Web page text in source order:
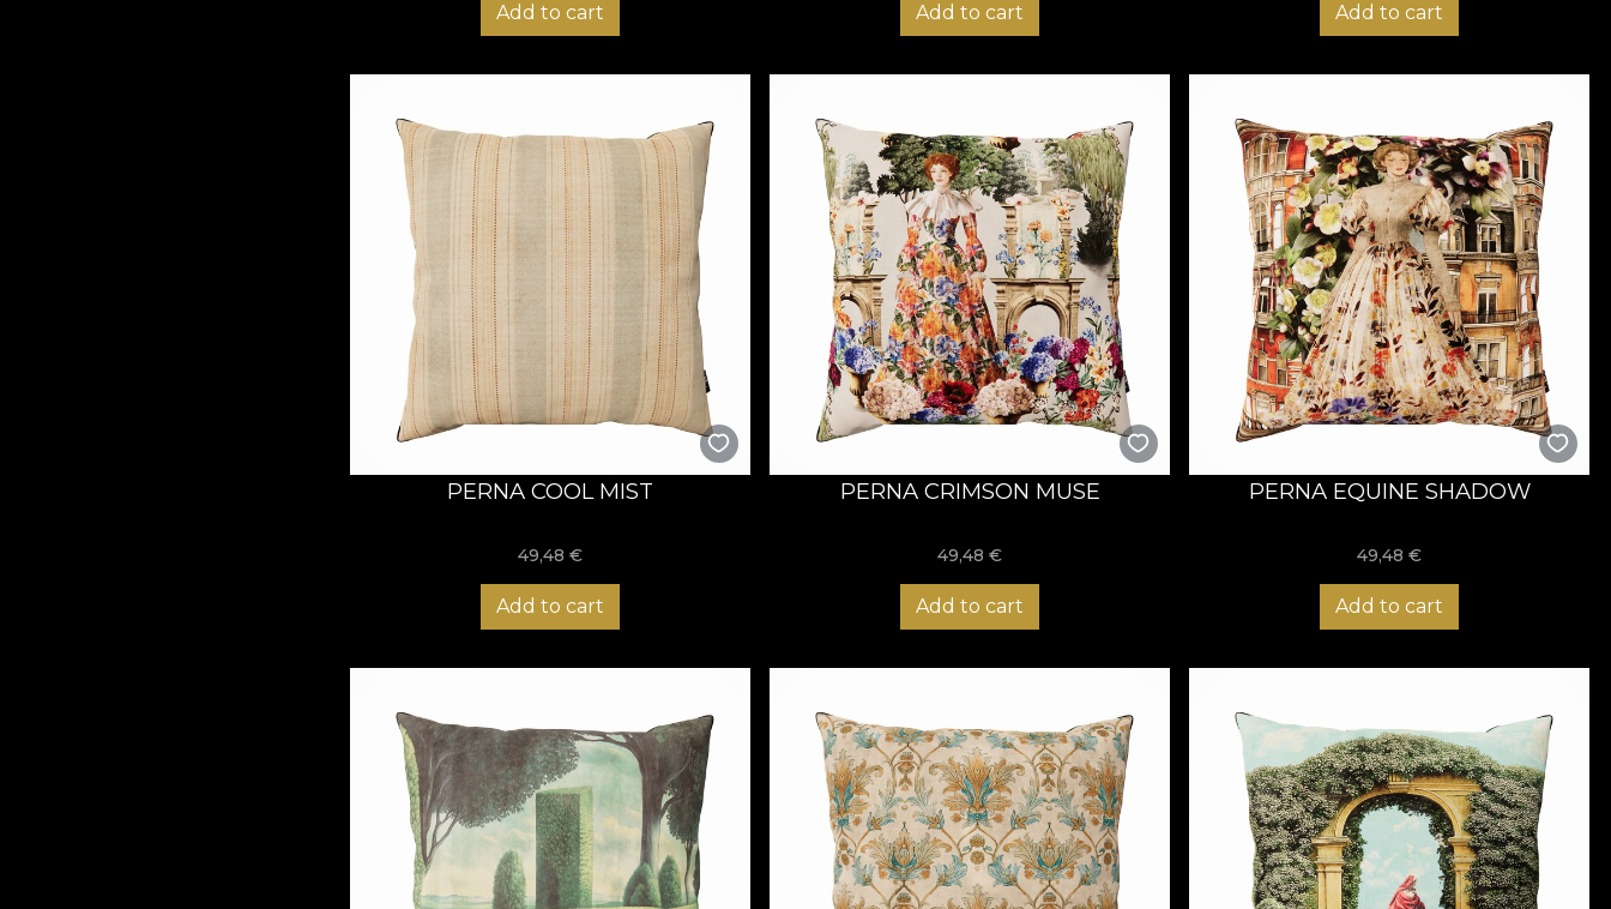
Add to cart Add to cart Add to cart
PERNA COOL MIST
49,48€
Add to cart
PERNA CRIMSON MUSE
49,48€
Add to cart
PERNA EQUINE SHADOW
49,48€
Add to cart